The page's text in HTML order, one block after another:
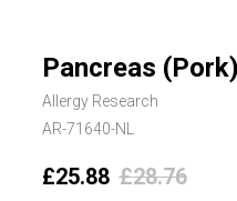
Pancreas
Allergy Research
AR-71640-NL
£25.88 £28.76